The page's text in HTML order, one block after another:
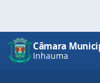
Câmara
Inhauma